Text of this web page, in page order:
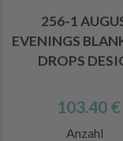
256-1
EVENINGS
DROPS
103.40 €
Anzahl